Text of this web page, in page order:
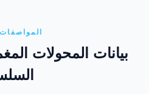
بيانات المحولات